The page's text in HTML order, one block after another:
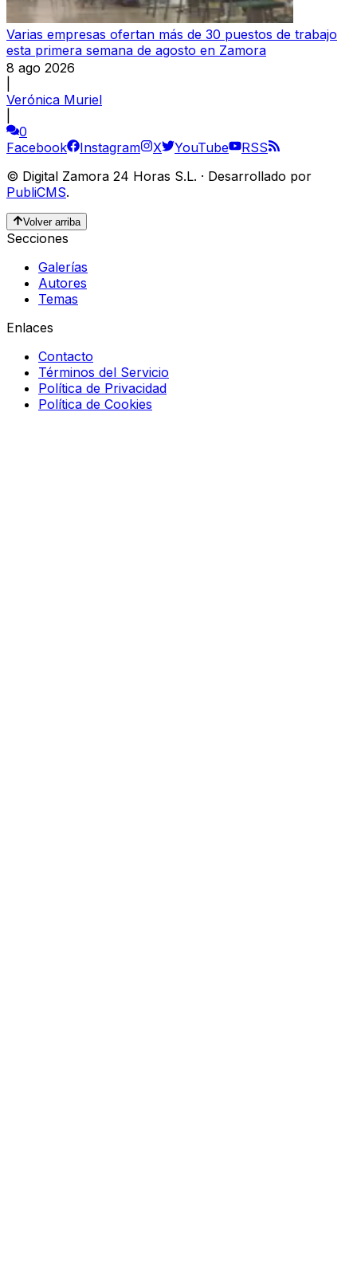
Varias empresas ofertan más de 30 puestos de trabajo
esta primera semana de agosto en Zamora
8 ago 2026
Verónica Muriel
0
Facebook
Instagram X YouTube
RSS
© Digital Zamora 24 Horas S.L. · Desarrollado por
PubliCMS.
Volver arriba
Secciones
Galerías
Autores
Temas
Enlaces
Contacto
Términos del Servicio
Política de Privacidad
Política de Cookies